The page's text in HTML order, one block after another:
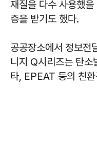
재질을 다수 사용했
증을 받기도 했다.
공공장소에서 정보전
니지 Q시리즈는 탄
타, EPEAT 등의 친